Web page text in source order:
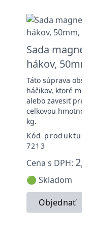
Sada
hákov,
Táto súprava
háčikov, ktoré
alebo zavesiť
celkovou
kg.
Kód produktu:
7213
Cena s DPH:
🟢 Skladom
Objednať